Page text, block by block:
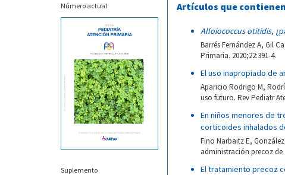
Número actual
Suplemento
Artículos que
Alloiococcus otitidis,
Barrés Fernández A, Gil
Primaria. 2020;22:391-4.
El uso inapropiado de
Aparicio Rodrigo M,
uso futuro. Rev Pediatr
En niños menores de
corticoides inhalados
Fino Narbaitz E,
administración precoz de
El tratamiento precoz